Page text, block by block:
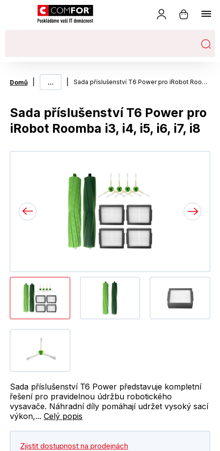
Domů ... Sada příslušenství T6 Power pro iRobot Roomba i3, i4, i5, i6, i7, i8
Sada příslušenství T6 Power pro
iRobot Roomba i3, i4, i5, i6, i7, i8
Sada příslušenství T6 Power představuje kompletní
řešení pro pravidelnou údržbu robotického
vysavače. Náhradní díly pomáhají udržet vysoký sací
výkon,... Celý popis
Zjistit dostupnost na prodejnách